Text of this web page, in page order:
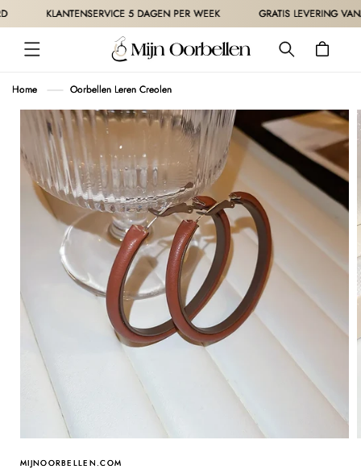
METEEN
NAAR DE
CONTENT
KLANTENSERVICE 5 DAGEN PER WEEK GRATIS LEVERING
Winkelwagen
Home Oorbellen Leren Creolen
DIRECT NAAR
MIJNOORBELLEN.COM